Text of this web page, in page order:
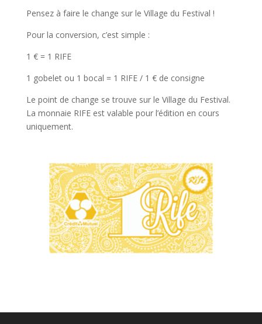
Pensez à faire le change sur le Village du Festival !
Pour la conversion, c’est simple :
1 € = 1 RIFE
1 gobelet ou 1 bocal = 1 RIFE / 1 € de consigne
Le point de change se trouve sur le Village du Festival.
La monnaie RIFE est valable pour l’édition en cours
uniquement.